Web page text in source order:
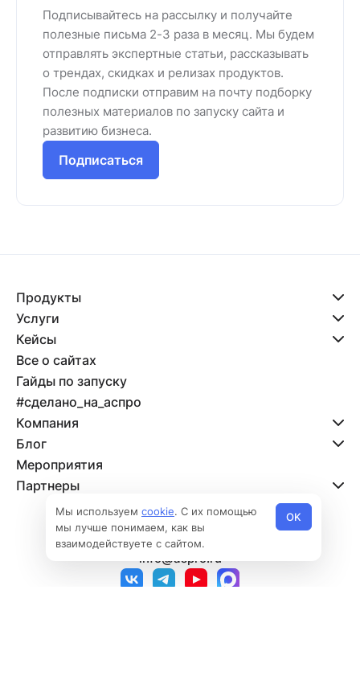
Подписывайтесь на рассылку и получайте
полезные письма 2-3 раза в месяц. Мы будем
отправлять экспертные статьи, рассказывать
о трендах, скидках и релизах продуктов.
После подписки отправим на почту подборку
полезных материалов по запуску сайта и
развитию бизнеса.
Подписаться
Продукты
Услуги
Кейсы
Все о сайтах
Гайды по запуску
#сделано_на_аспро
Компания
Блог
Мероприятия
Партнеры
8 800 500-47-11
info@aspro.ru
Мы используем cookie. С их помощью
мы лучше понимаем, как вы
взаимодействуете с сайтом.
OK